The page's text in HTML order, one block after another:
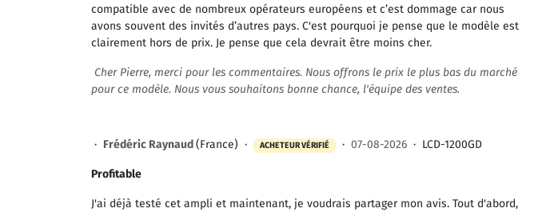
compatible avec de nombreux opérateurs européens et c’est dommage car nous
avons souvent des invités d’autres pays. C'est pourquoi je pense que le modèle est
clairement hors de prix. Je pense que cela devrait être moins cher.
Cher Pierre, merci pour les commentaires. Nous offrons le prix le plus bas du marché
pour ce modèle. Nous vous souhaitons bonne chance, l'équipe des ventes.
· Frédéric Raynaud(France) · ACHETEUR VÉRIFIÉ · 07-08-2026 · LCD-1200GD
Profitable
J'ai déjà testé cet ampli et maintenant, je voudrais partager mon avis. Tout d'abord,